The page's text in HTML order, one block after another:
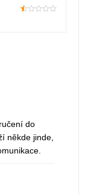
10
do
někde jinde,